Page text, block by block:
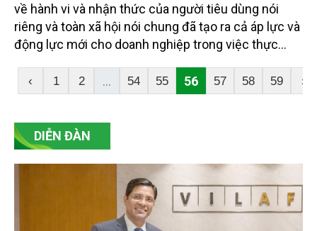
về hành vi và nhận thức của người tiêu dùng nói
riêng và toàn xã hội nói chung đã tạo ra cả áp lực và
động lực mới cho doanh nghiệp trong việc thực
doanh nghiệp đã đầu tư kinh doanh trong lĩnh vực
môi trường hoặc đổi mới công nghệ sản xuất, quy
yêu cầu về BVMT trong quá trình sản xuất và kinh
doanh.
‹ 1 2 ... 54 55 56 57 58 59 ›
DIỄN ĐÀN